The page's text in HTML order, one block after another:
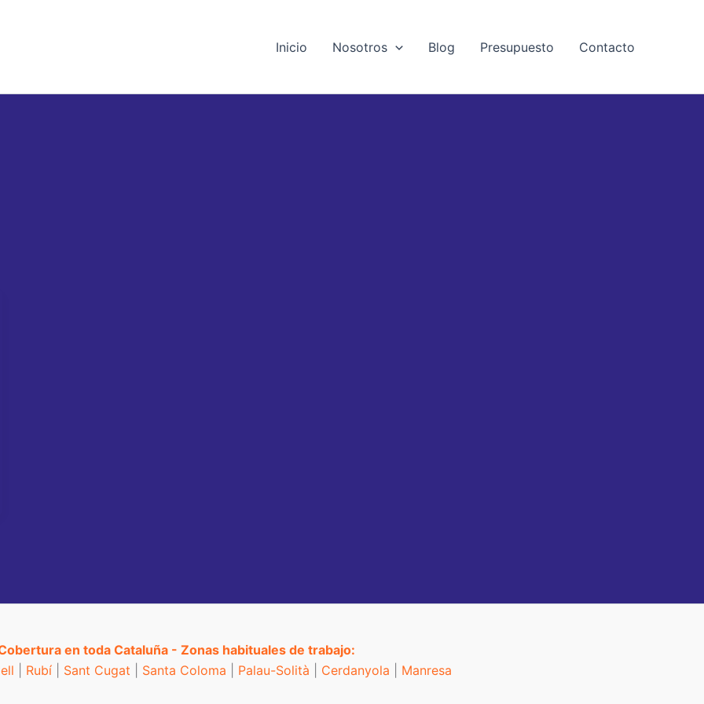
Inicio Nosotros Blog Presupuesto Contacto
en toda Cataluña - Zonas habituales de trabajo:
Rubí| Sant Cugat Santa Coloma Palau-Solità Cerdanyola Manresa